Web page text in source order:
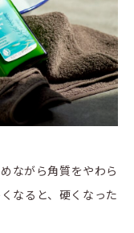
ながら角質をやわら
なると、硬くなった